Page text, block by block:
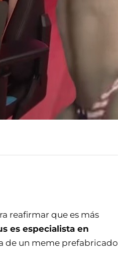
reafirmar que es más
es especialista en
de un meme prefabricado